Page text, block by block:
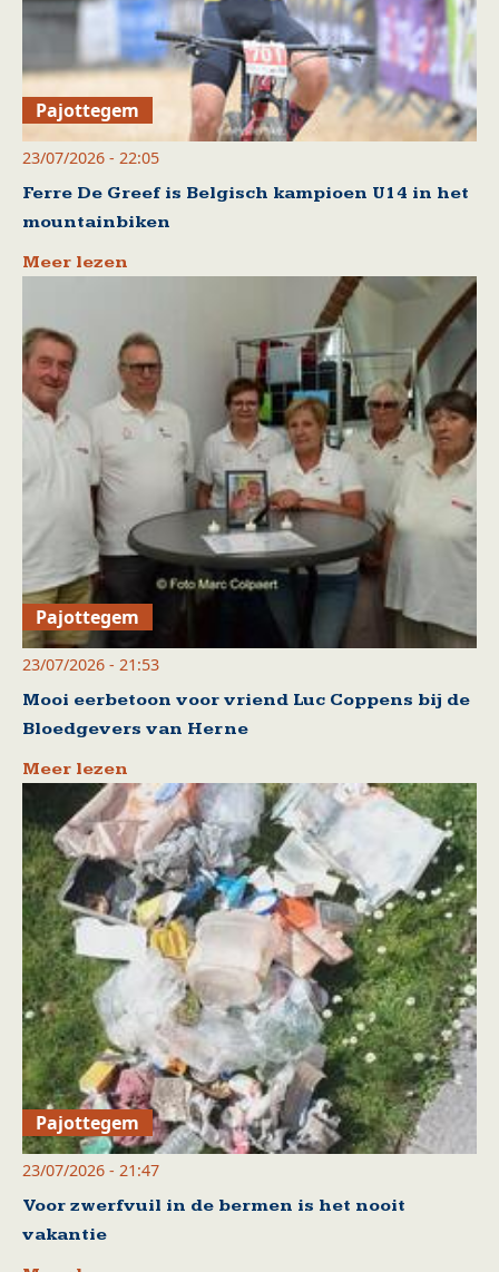
Pajottegem
23/07/2026 - 22:05
Ferre De Greef is Belgisch kampioen U14 in het
mountainbiken
Meer lezen
Pajottegem
23/07/2026 - 21:53
Mooi eerbetoon voor vriend Luc Coppens bij de
Bloedgevers van Herne
Meer lezen
Pajottegem
23/07/2026 - 21:47
Voor zwerfvuil in de bermen is het nooit
vakantie